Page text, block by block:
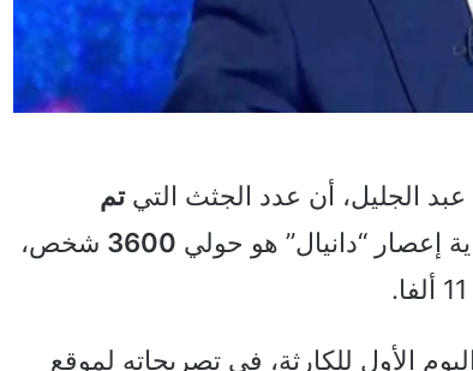
عبد الجليل، أن عدد الجثث التيتم
إعصار “دانيال” هو حولي 3600 شخص،
الأول للكارثة، في تصريحاته لموقع